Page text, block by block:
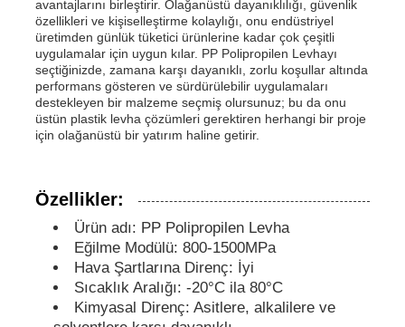
Plastik PP Levha
KPS Kurulu
Yangına dayanıklı polipropilen tabaka
PP boş inşaat tahtası
PP duvar levhası
polipropilen levha
avantajlarını birleştirir. Olağanüstü dayanıklılığı, güvenlik
özellikleri ve kişiselleştirme kolaylığı, onu endüstriyel
üretimden günlük tüketici ürünlerine kadar çok çeşitli
uygulamalar için uygun kılar. PP Polipropilen Levhayı
seçtiğinizde, zamana karşı dayanıklı, zorlu koşullar altında
performans gösteren ve sürdürülebilir uygulamaları
destekleyen bir malzeme seçmiş olursunuz; bu da onu
üstün plastik levha çözümleri gerektiren herhangi bir proje
için olağanüstü bir yatırım haline getirir.
Özellikler:
Ürün adı: PP Polipropilen Levha
Eğilme Modülü: 800-1500MPa
Hava Şartlarına Direnç: İyi
Sıcaklık Aralığı: -20°C ila 80°C
Kimyasal Direnç: Asitlere, alkalilere ve